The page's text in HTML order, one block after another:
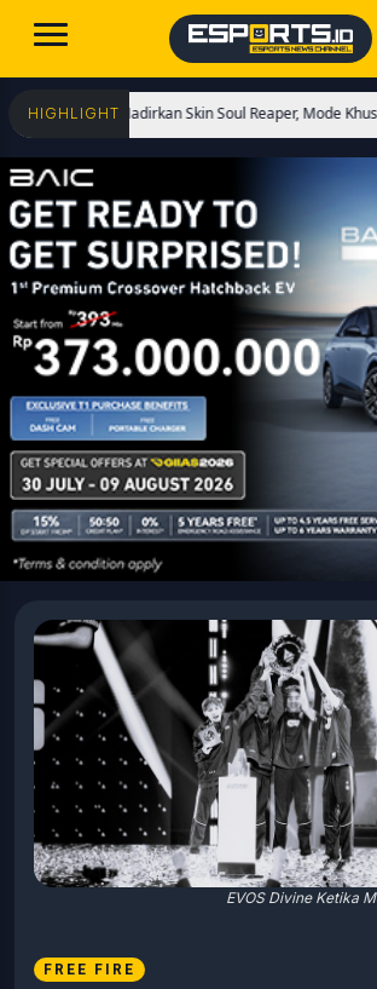
HIGHLIGHT
Hadirkan Skin Soul Reaper, Mode Khusus, dan
EVOS Divine Ketika
FREE FIRE